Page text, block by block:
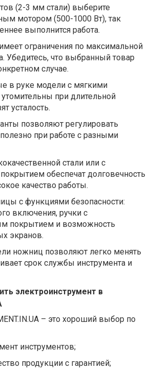
(2-3 мм стали) выберите
мотором (500-1000 Вт), так
выполнится работа.
ограничения по максимальной
Убедитесь, что выбранный товар
случае.
в руке модели с мягкими
при длительной
усталость.
позволяют регулировать
при работе с разными
стали или с
обеспечат долговечность
качество работы.
с функциями безопасности:
включения, ручки с
покрытием и возможность
экранов.
ножниц позволяют легко менять
срок службы инструмента и
электроинструмент в
– это хороший выбор по
инструментов;
продукции с гарантией;